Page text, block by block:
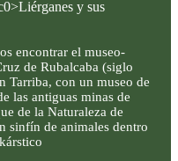
encontrar el museo-
de Rubalcaba (siglo
Tarriba, con un museo de
las antiguas minas de
de la Naturaleza de
sinfín de animales dentro